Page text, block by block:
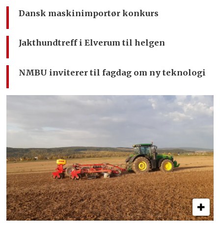
Dansk maskinimportør konkurs
Jakthundtreff i Elverum til helgen
NMBU inviterer til fagdag om ny teknologi